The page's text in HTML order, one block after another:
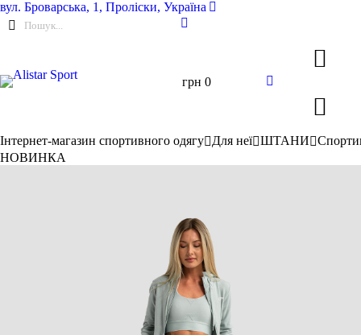
вул. Броварська, 1, Проліски, Україна
грн 0
Інтернет-магазин спортивного одягу Для неї ШТАНИ
НОВИНКА